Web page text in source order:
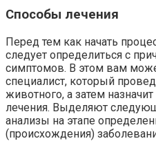
Способы лечения
Перед тем как начать
следует определиться с
симптомов. В этом вам
специалист, который
животного, а затем
лечения. Выделяют
анализы на этапе
(происхождения)